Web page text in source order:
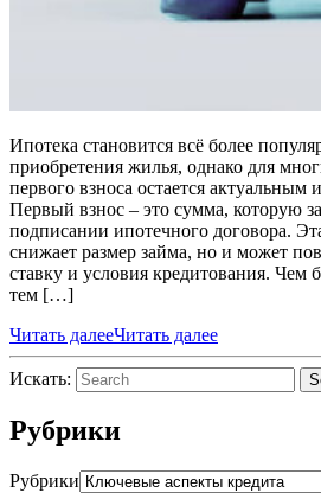
Ипотека становится всё более
приобретения жилья, однако для
первого взноса остается
Первый взнос – это сумма, которую
подписании ипотечного договора.
снижает размер займа, но и может
ставку и условия кредитования. Чем
тем […]
Читать далееЧитать далее
Искать:
Рубрики
Рубрики